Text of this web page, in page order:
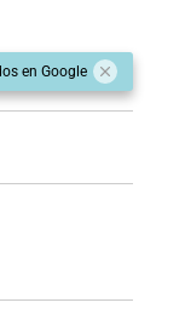
en Google